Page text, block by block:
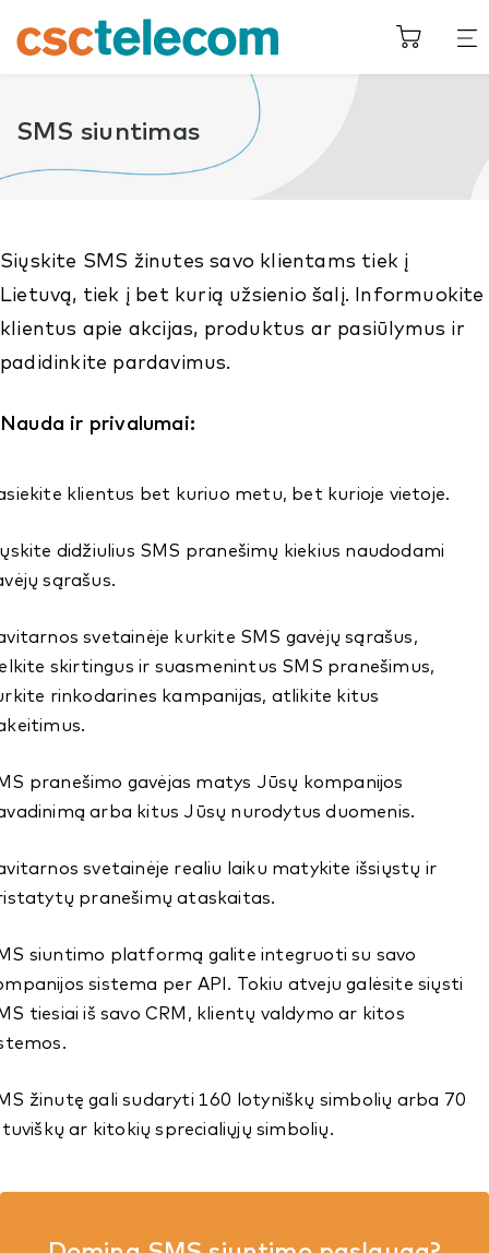
SMS siuntimas
Siųskite SMS žinutes savo klientams tiek į
Lietuvą, tiek į bet kurią užsienio šalį. Informuokite
klientus apie akcijas, produktus ar pasiūlymus ir
padidinkite pardavimus.
Nauda ir privalumai:
klientus bet kuriuo metu, bet kurioje vietoje.
didžiulius SMS pranešimų kiekius naudodami
sąrašus.
svetainėje kurkite SMS gavėjų sąrašus,
skirtingus ir suasmenintus SMS pranešimus,
rinkodarines kampanijas, atlikite kitus
pranešimo gavėjas matys Jūsų kompanijos
arba kitus Jūsų nurodytus duomenis.
svetainėje realiu laiku matykite išsiųstų ir
pranešimų ataskaitas.
siuntimo platformą galite integruoti su savo
sistema per API. Tokiu atveju galėsite siųsti
tiesiai iš savo CRM, klientų valdymo ar kitos
žinutę gali sudaryti 160 lotyniškų simbolių arba 70
ar kitokių sprecialiųjų simbolių.